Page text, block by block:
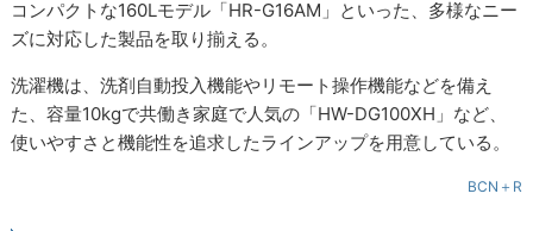
コンパクトな160Lモデル「HR-G16AM」といった、多様なニー
ズに対応した製品を取り揃える。
洗濯機は、洗剤自動投入機能やリモート操作機能などを備え
た、容量10kgで共働き家庭で人気の「HW-DG100XH」など、
使いやすさと機能性を追求したラインアップを用意している。
BCN＋R